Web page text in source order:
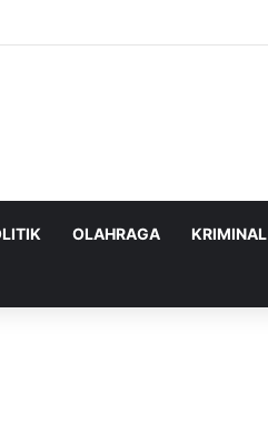
Negosiasi dengan AS
OLAHRAGA KRIMINAL